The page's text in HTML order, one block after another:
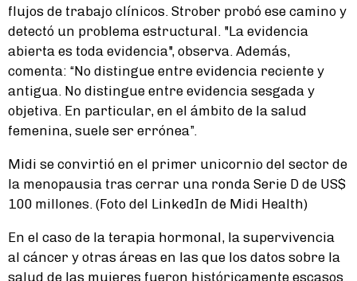
flujos de trabajo clínicos. Strober probó ese camino y
detectó un problema estructural. "La evidencia
abierta es toda evidencia", observa. Además,
comenta: “No distingue entre evidencia reciente y
antigua. No distingue entre evidencia sesgada y
objetiva. En particular, en el ámbito de la salud
femenina, suele ser errónea”.
Midi se convirtió en el primer unicornio del sector de
la menopausia tras cerrar una ronda Serie D de US$
100 millones. (Foto del LinkedIn de Midi Health)
En el caso de la terapia hormonal, la supervivencia
al cáncer y otras áreas en las que los datos sobre la
salud de las mujeres fueron históricamente escasos